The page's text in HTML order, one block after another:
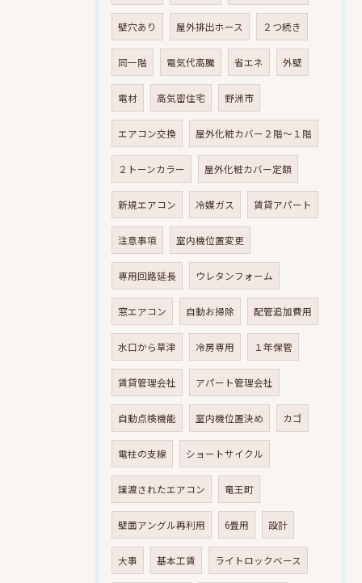
壁穴あり 屋外排出ホース ２つ続き
同一階 電気代高騰 省エネ 外壁
電材 高気密住宅 野洲市
エアコン交換 屋外化粧カバー２階～１階
２トーンカラー 屋外化粧カバー定額
新規エアコン 冷媒ガス 賃貸アパート
注意事項 室内機位置変更
専用回路延長 ウレタンフォーム
窓エアコン 自動お掃除 配管追加費用
水口から草津 冷房専用 １年保管
賃貸管理会社 アパート管理会社
自動点検機能 室内機位置決め カゴ
電柱の支線 ショートサイクル
譲渡されたエアコン 竜王町
壁面アングル再利用 6畳用 設計
大事 基本工賃 ライトロックベース